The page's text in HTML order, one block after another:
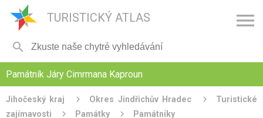
TURISTICKÝ ATLAS 

Památník Járy Cimrmana Kaproun
Jihočeský kraj Okres Jindřichův Hradec
Turistické
zajímavosti
Památky
Památníky